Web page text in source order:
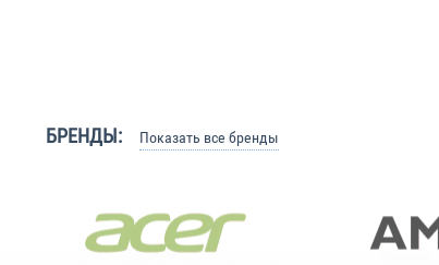
БРЕНДЫ: Показать все бренды